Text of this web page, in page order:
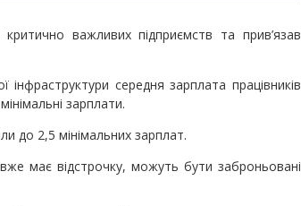
важливих підприємств та прив’язав
середня зарплата працівників
зарплати.
до 2,5 мінімальних зарплат.
має відстрочку, можуть бути заброньовані